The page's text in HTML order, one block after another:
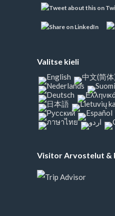
Valitse kieli
Visitor Arvostelut &